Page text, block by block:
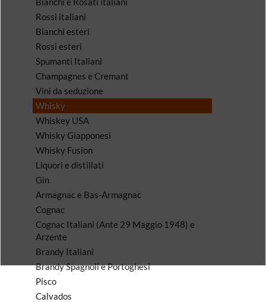
Rossi italiani
Bianchi esteri
Rossi esteri
Spumanti Italiani
Champagnes e Cremant
Vini da seduzione
Whisky
Whiskey USA
Whisky Giapponesi
Whisky Fusion
Liquori e distillati
Gin
Armagnac e Bas-Armagnac
Cognac
Cognac Italiani (Ante 29 Maggio 1948) e
Arzente
Brandy Italiani
Brandy Spagnoli e Portoghesi
Pisco
Calvados